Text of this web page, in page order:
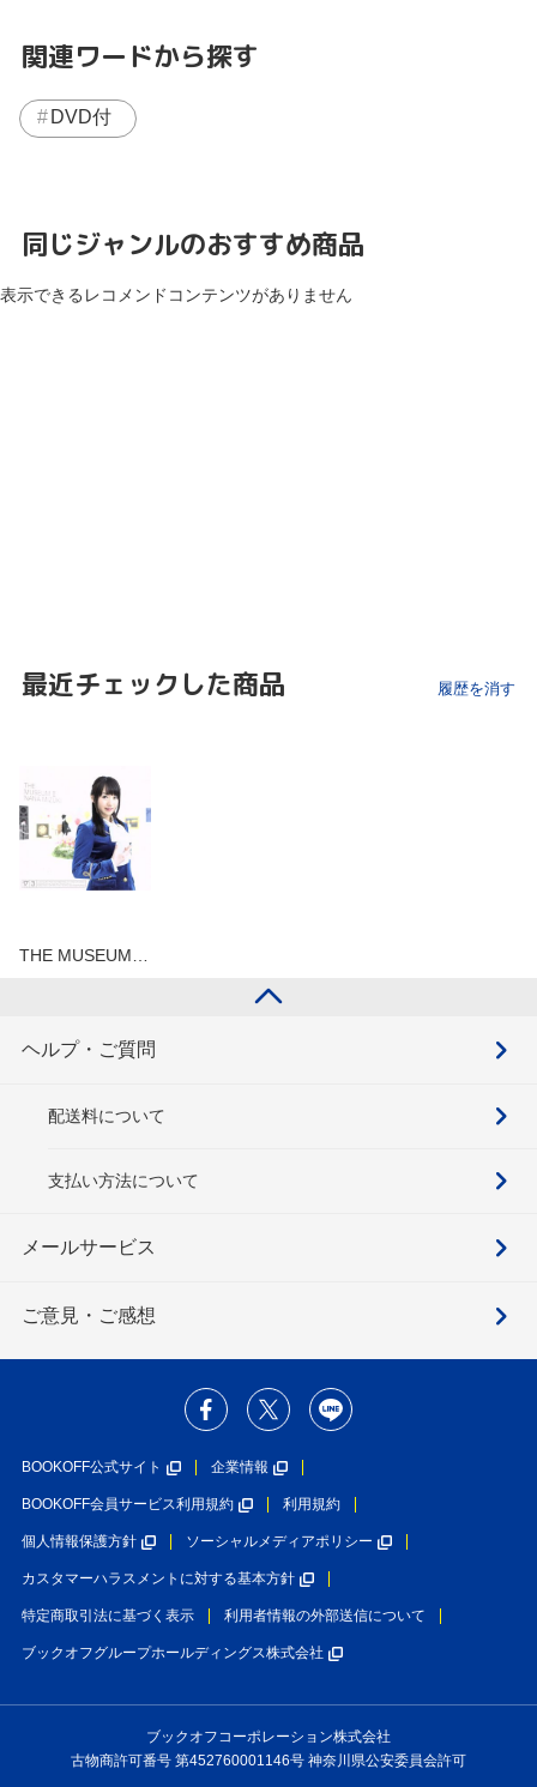
関連ワードから探す
DVD付
同じジャンルのおすすめ商品
表示できるレコメンドコンテンツがありません
最近チェックした商品 履歴を消す
THE MUSEUM…
ヘルプ・ご質問
配送料について
支払い方法について
メールサービス
ご意見・ご感想
BOOKOFF公式サイト 企業情報
BOOKOFF会員サービス利用規約 利用規約
個人情報保護方針 ソーシャルメディアポリシー
カスタマーハラスメントに対する基本方針
特定商取引法に基づく表示 利用者情報の外部送信について
ブックオフグループホールディングス株式会社
ブックオフコーポレーション株式会社
古物商許可番号 第452760001146号 神奈川県公安委員会許可